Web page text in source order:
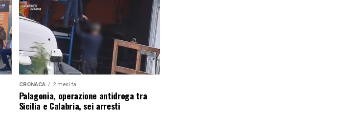
CRONACA 2 mesi fa
Palagonia, operazione antidroga tra
Sicilia e Calabria, sei arresti